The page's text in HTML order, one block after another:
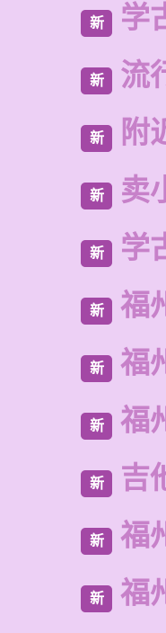
新 学
新 流
新 附
新 卖
新 学
新 福
新 福
新 福
新 吉
新 福
新 福